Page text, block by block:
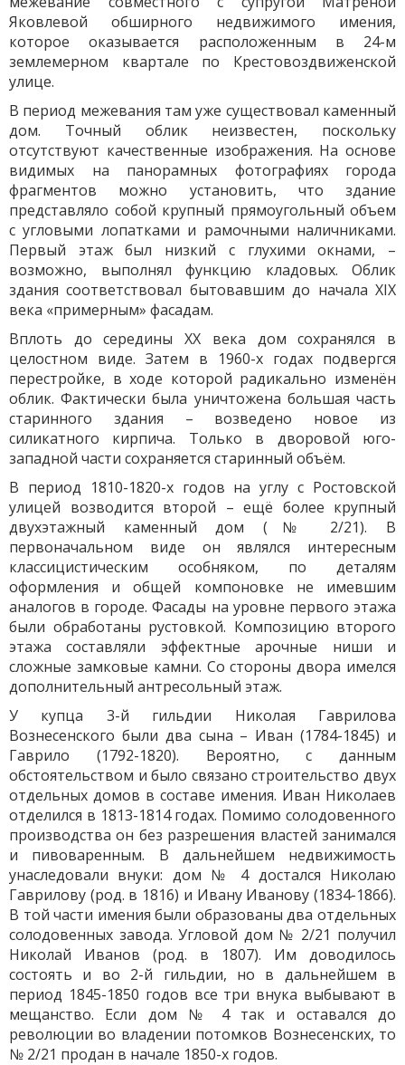
Яковлевой обширного недвижимого имения,
которое оказывается расположенным в 24-м
землемерном квартале по Крестовоздвиженской
улице.
В период межевания там уже существовал каменный
дом. Точный облик неизвестен, поскольку
отсутствуют качественные изображения. На основе
видимых на панорамных фотографиях города
фрагментов можно установить, что здание
представляло собой крупный прямоугольный объем
с угловыми лопатками и рамочными наличниками.
Первый этаж был низкий с глухими окнами, –
возможно, выполнял функцию кладовых. Облик
здания соответствовал бытовавшим до начала XIX
века «примерным» фасадам.
Вплоть до середины ХХ века дом сохранялся в
целостном виде. Затем в 1960-х годах подвергся
перестройке, в ходе которой радикально изменён
облик. Фактически была уничтожена большая часть
старинного здания – возведено новое из
силикатного кирпича. Только в дворовой юго-
западной части сохраняется старинный объём.
В период 1810-1820-х годов на углу с Ростовской
улицей возводится второй – ещё более крупный
двухэтажный каменный дом (№ 2/21). В
первоначальном виде он являлся интересным
классицистическим особняком, по деталям
оформления и общей компоновке не имевшим
аналогов в городе. Фасады на уровне первого этажа
были обработаны рустовкой. Композицию второго
этажа составляли эффектные арочные ниши и
сложные замковые камни. Со стороны двора имелся
дополнительный антресольный этаж.
У купца 3-й гильдии Николая Гаврилова
Вознесенского были два сына – Иван (1784-1845) и
Гаврило (1792-1820). Вероятно, с данным
обстоятельством и было связано строительство двух
отдельных домов в составе имения. Иван Николаев
отделился в 1813-1814 годах. Помимо солодовенного
производства он без разрешения властей занимался
и пивоваренным. В дальнейшем недвижимость
унаследовали внуки: дом № 4 достался Николаю
Гаврилову (род. в 1816) и Ивану Иванову (1834-1866).
В той части имения были образованы два отдельных
солодовенных завода. Угловой дом № 2/21 получил
Николай Иванов (род. в 1807). Им доводилось
состоять и во 2-й гильдии, но в дальнейшем в
период 1845-1850 годов все три внука выбывают в
мещанство. Если дом № 4 так и оставался до
революции во владении потомков Вознесенских, то
№ 2/21 продан в начале 1850-х годов.